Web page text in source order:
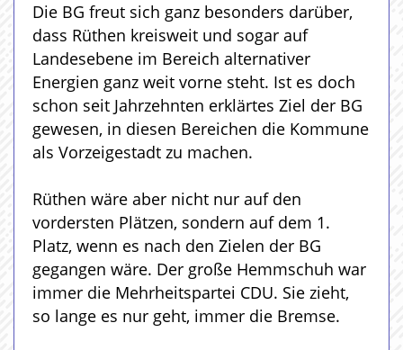
Die BG freut sich ganz besonders darüber,
dass Rüthen kreisweit und sogar auf
Landesebene im Bereich alternativer
Energien ganz weit vorne steht. Ist es doch
schon seit Jahrzehnten erklärtes Ziel der BG
gewesen, in diesen Bereichen die Kommune
als Vorzeigestadt zu machen.
Rüthen wäre aber nicht nur auf den
vordersten Plätzen, sondern auf dem 1.
Platz, wenn es nach den Zielen der BG
gegangen wäre. Der große Hemmschuh war
immer die Mehrheitspartei CDU. Sie zieht,
so lange es nur geht, immer die Bremse.